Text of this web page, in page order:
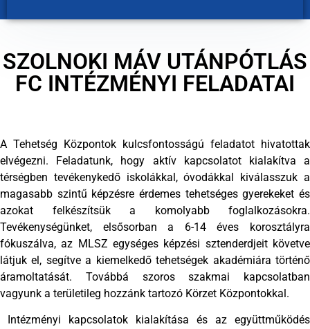
SZOLNOKI MÁV UTÁNPÓTLÁS
FC INTÉZMÉNYI FELADATAI
A Tehetség Központok kulcsfontosságú feladatot hivatottak
elvégezni. Feladatunk, hogy aktív kapcsolatot kialakítva a
térségben tevékenykedő iskolákkal, óvodákkal kiválasszuk a
magasabb szintű képzésre érdemes tehetséges gyerekeket és
azokat felkészítsük a komolyabb foglalkozásokra.
Tevékenységünket, elsősorban a 6-14 éves korosztályra
fókuszálva, az MLSZ egységes képzési sztenderdjeit követve
látjuk el, segítve a kiemelkedő tehetségek akadémiára történő
áramoltatását. Továbbá szoros szakmai kapcsolatban
vagyunk a területileg hozzánk tartozó Körzet Központokkal.
Intézményi kapcsolatok kialakítása és az együttműködés